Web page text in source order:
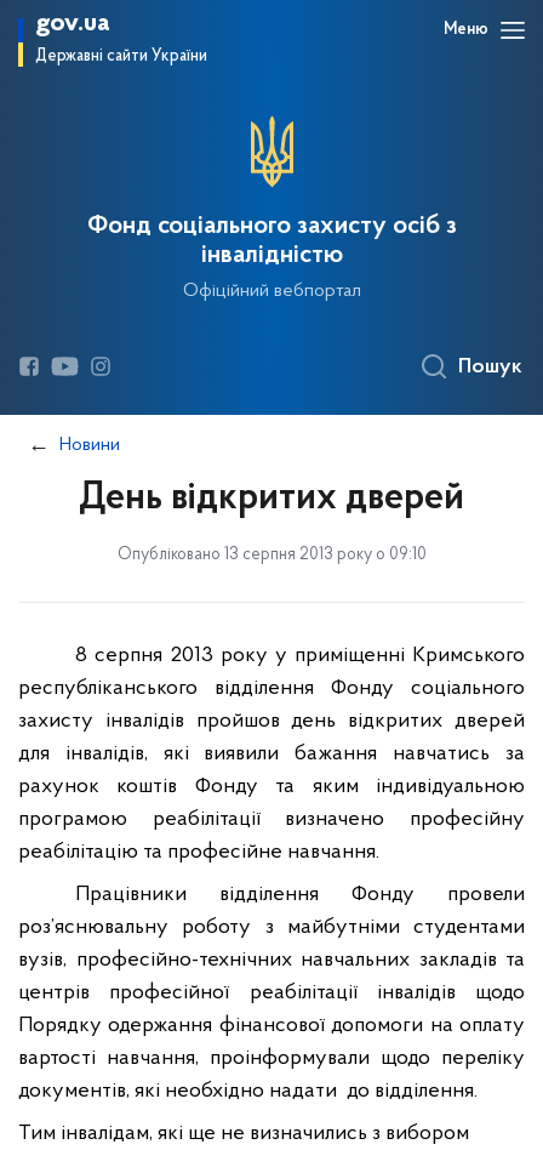
gov.ua
Державні сайти України
Меню
Фонд соціального захисту осіб з
інвалідністю
Офіційний вебпортал
Пошук
Новини
День відкритих дверей
Опубліковано 13 серпня 2013 року о 09:10
8 серпня 2013 року у приміщенні Кримського
республіканського відділення Фонду соціального
захисту інвалідів пройшов день відкритих дверей
для інвалідів, які виявили бажання навчатись за
рахунок коштів Фонду та яким індивідуальною
програмою реабілітації визначено професійну
реабілітацію та професійне навчання.
Працівники відділення Фонду провели
роз’яснювальну роботу з майбутніми студентами
вузів, професійно-технічних навчальних закладів та
центрів професійної реабілітації інвалідів щодо
Порядку одержання фінансової допомоги на оплату
вартості навчання, проінформували щодо переліку
документів, які необхідно надати до відділення.
Тим інвалідам, які ще не визначились з вибором